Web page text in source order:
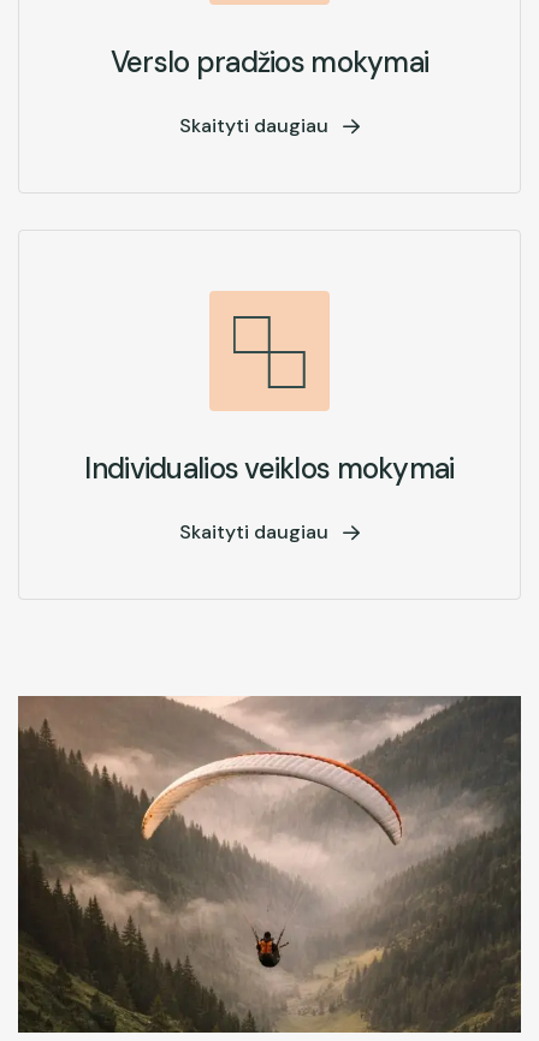
Verslo pradžios mokymai
Skaityti daugiau
Individualios veiklos mokymai
Skaityti daugiau